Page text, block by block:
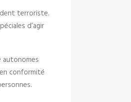
terroriste.
d’agir
conformité